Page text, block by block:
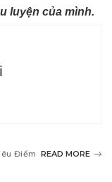
luyện của mình.
Điểm READ MORE